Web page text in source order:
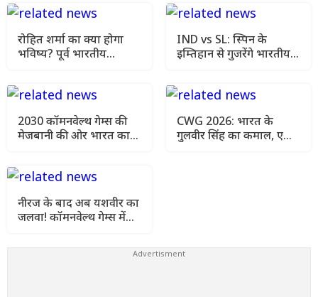
रोहित शर्मा का क्या होगा
भविष्य? पूर्व भारतीय
IND vs SL: स्पिन के
इम्तिहान से गुजरेंगे भारतीय
2030 कॉमनवेल्थ गेम्स की
मेजबानी की ओर भारत का
ध्वज
CWG 2026: भारत के
गुलवीर सिंह का कमाल, एक
नीरज के बाद अब यशवीर का
जलवा! कॉमनवेल्थ गेम्स में